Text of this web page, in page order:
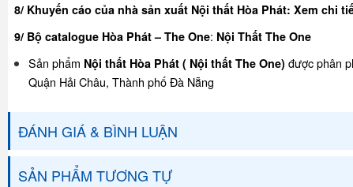
8/ Khuyến cáo của nhà sản xuất Nội thất Hòa Phát: Xem chi
9/ Bộ catalogue Hòa Phát – The One: Nội Thất The One
Sản phẩm Nội thất Hòa Phát ( Nội thất The One) được phân
Quận Hải Châu, Thành phố Đà Nẵng
ĐÁNH GIÁ & BÌNH LUẬN
SẢN PHẨM TƯƠNG TỰ